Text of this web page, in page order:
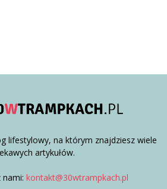
lifestylowy, na którym znajdziesz wiele
artykułów.
nami: kontakt@30wtrampkach.pl